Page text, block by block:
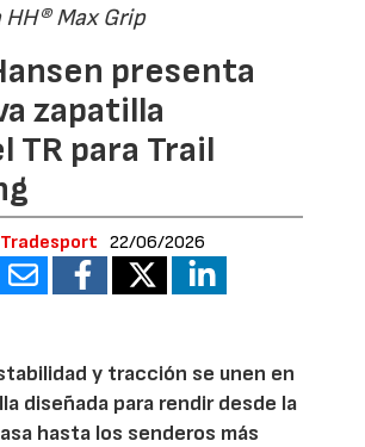
Max Grip
presenta
zapatilla
TR para Trail
22/06/2026
y tracción se unen en
diseñada para rendir desde la
hasta los senderos más